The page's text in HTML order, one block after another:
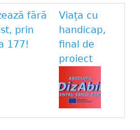
fără
prin
177!
Viața cu
handicap,
final de
proiect